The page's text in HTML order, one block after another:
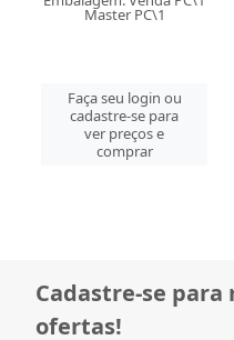
Master PC\1
Faça seu login ou
cadastre-se para
ver preços e
comprar
Cadastre-se para
ofertas!